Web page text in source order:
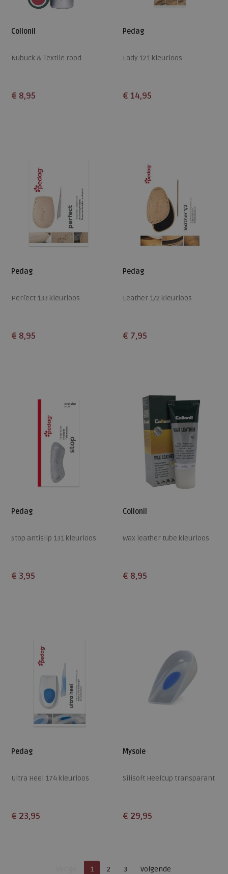
Collonil
Nubuck & Textile rood
€ 8,95
Pedag
Lady 121 kleurloos
€ 14,95
Pedag
Perfect 133 kleurloos
€ 8,95
Pedag
Leather 1/2 kleurloos
€ 7,95
Pedag
Stop antislip 131 kleurloos
€ 3,95
Collonil
Wax leather tube kleurloos
€ 8,95
Pedag
Ultra Heel 174 kleurloos
€ 23,95
Mysole
Silisoft Heelcup transparant
€ 29,95
Je bent op pagina
1 2 3 VolgendePagina